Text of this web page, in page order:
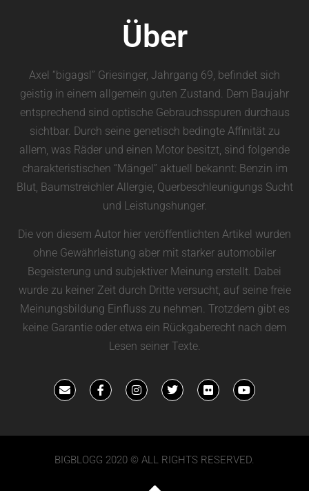
Über
Axel “bigagsl” Griesinger, Jahrgang 69, befindet sich
geistig in einem allgemein guten Zustand. Dem Baujahr
entsprechend sind optische Gebrauchsspuren durchaus
sichtbar. Durch seine genetisch bedingte Affinität zu
allem, was Räder und einen Motor besitzt, sind folgende
charakteristischen “Mängel” aktuell bekannt: Benzin im
Blut, Baumstreichler Allergie, Querbeschleunigungs Sucht
und Leistungshunger.
Die von diesem Autor hier veröffentlichten Artikel wurden
ohne Gewährleistung aber mit starker automobiler
Begeisterung und subjektiver Meinung erstellt. Dabei
wurde zu keiner Zeit durch Dritte versucht, auf seine freie
Meinungsbildung Einfluss zu nehmen. Trotzdem gibt es
keine Garantie oder etwa ein Rückgaberecht nach dem
Lesen seiner Texte.
BIGBLOGG 2020 © ALL RIGHTS RESERVED.